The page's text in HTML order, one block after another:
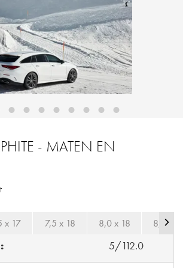
- MATEN EN
x 17 7,5 x 18 8,0 x 18 8,0 x
5/112.0